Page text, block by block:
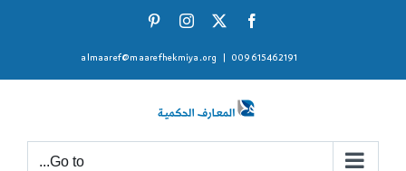
Facebook
X
Instagram
009615462191
almaaref@maarefhekmiya.org
Go to...